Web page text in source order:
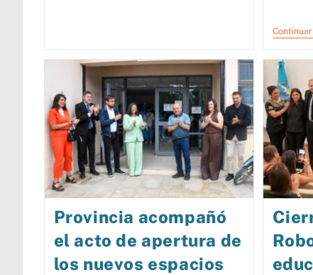
Provincia acompañó
el acto de apertura de
los nuevos espacios